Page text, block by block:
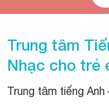
Trung tâm
Nhạc cho trẻ
Trung tâm tiếng